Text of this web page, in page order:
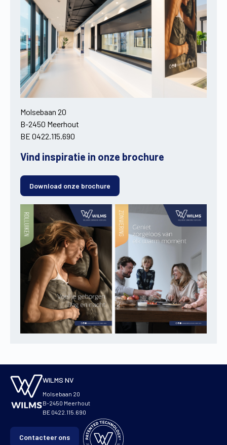
Molsebaan 20
B-2450 Meerhout
BE 0422.115.690
Vind inspiratie in onze brochure
Download onze brochure
WILMS NV
Molsebaan 20
B-2450 Meerhout
BE 0422.115.690
Contacteer ons